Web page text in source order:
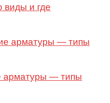
виды и где
арматуры — типы